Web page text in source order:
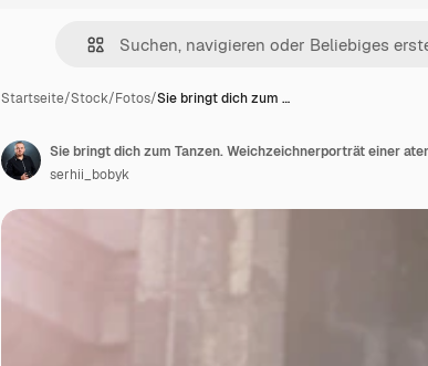
Startseite/Stock/Fotos/Sie bringt dich zum …
serhii_bobyk